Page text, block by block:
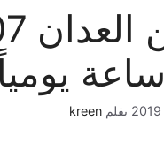
بقلم kreen